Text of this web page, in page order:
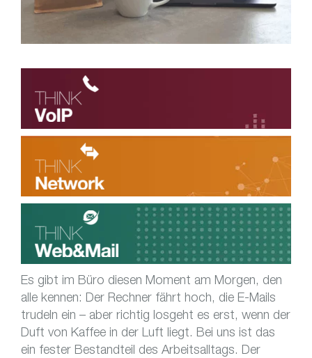
Es gibt im Büro diesen Moment am Morgen, den
alle kennen: Der Rechner fährt hoch, die E-Mails
trudeln ein – aber richtig losgeht es erst, wenn der
Duft von Kaffee in der Luft liegt. Bei uns ist das
ein fester Bestandteil des Arbeitsalltags. Der